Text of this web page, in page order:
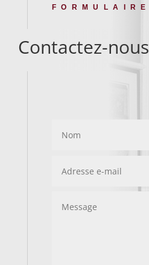
FORMULAIRE
Contactez-nous